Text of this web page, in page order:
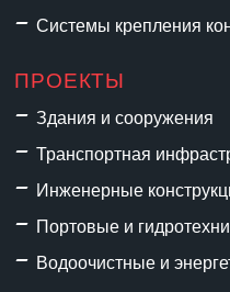
Системы крепления
ПРОЕКТЫ
Здания и сооружения
Транспортная
Инженерные
Портовые и
Водоочистные и